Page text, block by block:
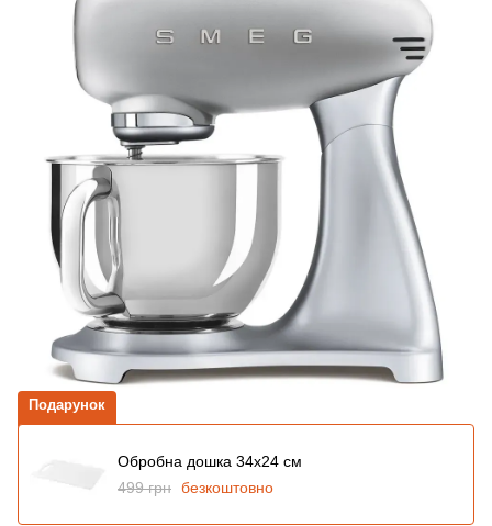
Подарунок
Обробна дошка 34x24 см
499 грн безкоштовно